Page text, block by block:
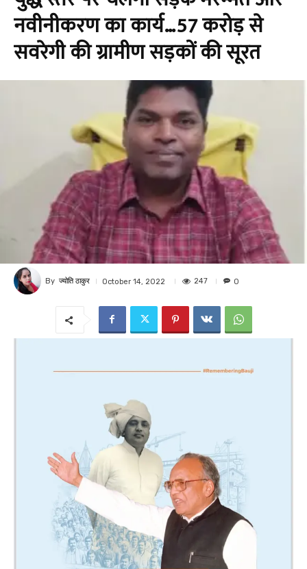
नवीनीकरण का कार्य…57 करोड़ से
सवरेगी की ग्रामीण सड़कों की सूरत
By ज्योति ठाकुर October 14, 2022 247 0